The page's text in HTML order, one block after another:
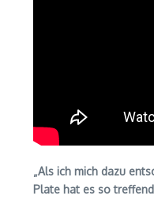
„Als ich mich dazu
Plate hat es so